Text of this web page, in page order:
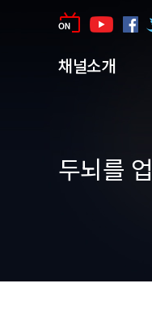
채널소개
두뇌를